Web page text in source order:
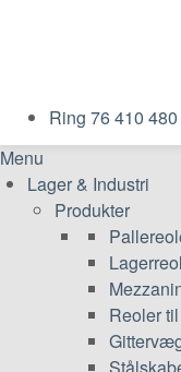
Ring 76 410 480
Menu
Lager & Industri
Produkter
Reoler